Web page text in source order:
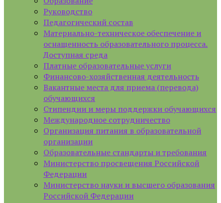
Руководство
Педагогический состав
Материально-техническое обеспечение и
оснащенность образовательного процесса.
Доступная среда
Платные образовательные услуги
Финансово-хозяйственная деятельность
Вакантные места для приема (перевода)
обучающихся
Стипендии и меры поддержки обучающихся
Международное сотрудничество
Организация питания в образовательной
организации
Образовательные стандарты и требования
Министерство просвещения Российской
Федерации
Министерство науки и высшего образования
Российской Федерации